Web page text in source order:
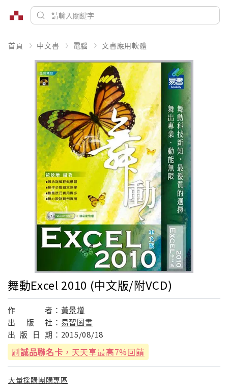
首頁 中文書 電腦 文書應用軟體
舞動Excel 2010 (中文版/附VCD)
作 者： 黃景增
出
版 社： 易習圖書
出 版 日 期： 2015/08/18
刷誠品聯名卡 ，天天享最高7%回饋
大量採購團購專區